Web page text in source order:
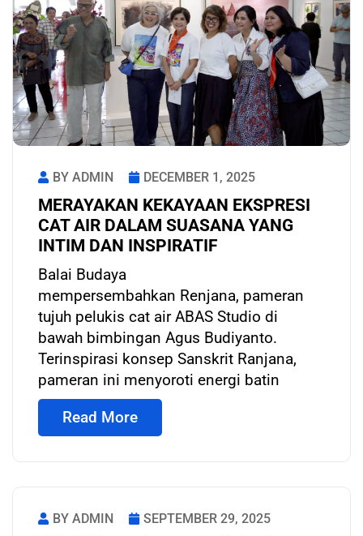
BY ADMIN DECEMBER 1, 2025
MERAYAKAN KEKAYAAN EKSPRESI
CAT AIR DALAM SUASANA YANG
INTIM DAN INSPIRATIF
Balai Budaya
mempersembahkan Renjana, pameran
tujuh pelukis cat air ABAS Studio di
bawah bimbingan Agus Budiyanto.
Terinspirasi konsep Sanskrit Ranjana,
pameran ini menyoroti energi batin
Read More
BY ADMIN SEPTEMBER 29, 2025